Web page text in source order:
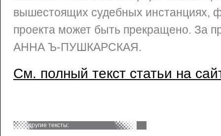
вышестоящих судебных инстанциях,
проекта может быть прекращено. За
АННА Ъ-ПУШКАРСКАЯ.
См. полный текст статьи на
другие тексты: